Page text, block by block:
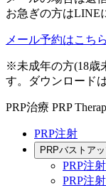
お急ぎの方はLINE
メール予約はこちら
※未成年の方(18歳
す。ダウンロード
PRP治療 PRP
PRP注射
PRPバストア
PRP注
PRP注